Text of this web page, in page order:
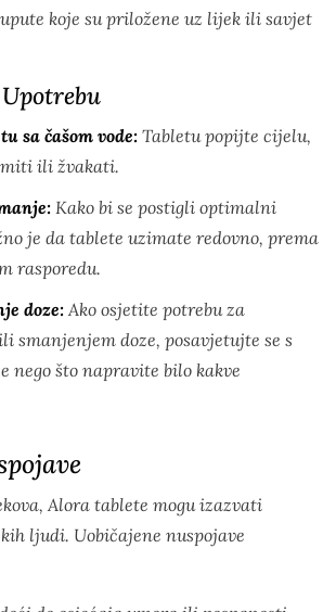
koje su priložene uz lijek ili savjet
sa čašom vode:Tabletu popijte cijelu,
ili žvakati.
Kako bi se postigli optimalni
je da tablete uzimate redovno, prema
rasporedu.
doze: Ako osjetite potrebu za
smanjenjem doze, posavjetujte se s
nego što napravite bilo kakve
Alora tablete mogu izazvati
ljudi. Uobičajene nuspojave